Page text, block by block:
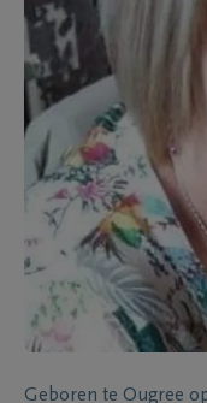
Geboren te Ougree